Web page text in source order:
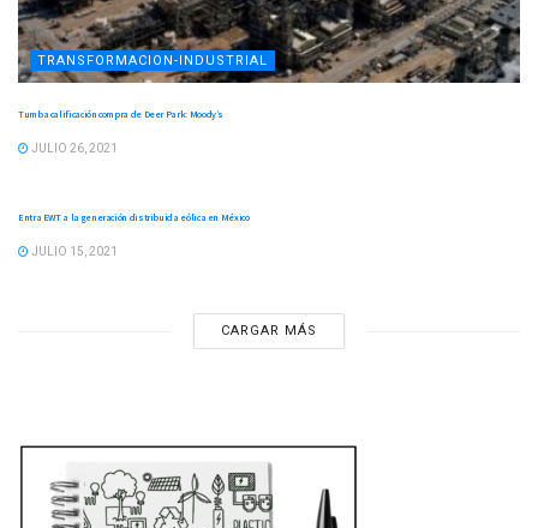
TRANSFORMACION-INDUSTRIAL
Tumba calificación compra de Deer Park: Moody’s
JULIO 26, 2021
Entra EWT a la generación distribuida eólica en México
JULIO 15, 2021
CARGAR MÁS